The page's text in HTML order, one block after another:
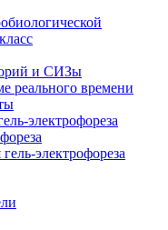
и СИЗы
реального времени
электрофореза
электрофореза